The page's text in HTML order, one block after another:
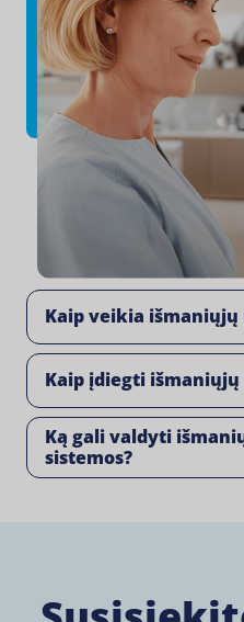
Kaip veikia išmaniųjų
Kaip įdiegti išmaniųjų
Ką gali valdyti
sistemos?